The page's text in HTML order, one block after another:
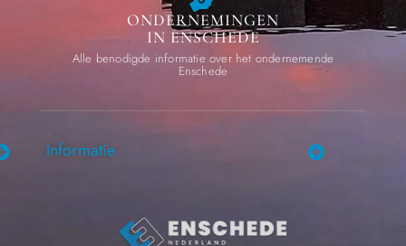
ONDERNEMINGEN
IN ENSCHEDE
Alle benodigde informatie over het ondernemende
Enschede
Informatie